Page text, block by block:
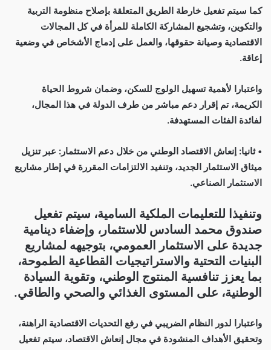
كما سيتم تفعيل خارطة الطريق المتعلقة بإصلاح منظومة التربية
والتكوين، وتشجيع المشاركة الكاملة للمرأة في كل المجالات
الاقتصادية وصيانة حقوقها، والعمل على إدماج الأشخاص في وضعية
إعاقة.
واعتبارا لأهمية تسهيل الولوج للسكن، وضمان شروط الحياة
الكريمة، تم إقرار دعم مباشر من طرف الدولة في هذا المجال،
لفائدة الفئات المستهدفة.
• ثانيا: إنعاش الاقتصاد الوطني من خلال دعم الاستثمار: عبر تنزيل
ميثاق الاستثمار الجديد، وتنفيد الالتزامات المقررة في إطار مشاريع
الاستثمار الصناعي.
وتنفيذا للتعليمات الملكية السامية، سيتم تفعيل
صندوق محمد السادس للاستثمار، وإضفاء دينامية
جديدة على الاستثمار العمومي، بتوجيهه لمشاريع
البنيات التحتية والاستراتيجيات القطاعية الطموحة،
بما يعزز تنافسية المنتوج الوطني، وتقوية السيادة
الوطنية، على المستوى الغذائي والصحي والطاقي.
واعتبارا لدور النظام الضريبي في رفع التحديات الاقتصادية الراهنة،
وتحقيق الأهداف المنشودة في مجال إنعاش الاقتصاد، سيتم تفعيل